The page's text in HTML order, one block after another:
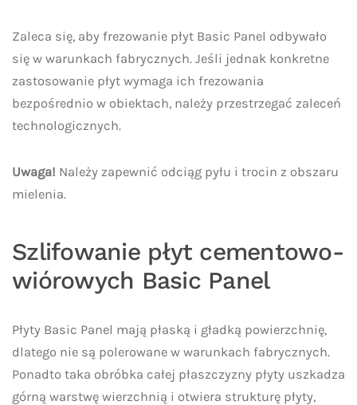
Zaleca się, aby frezowanie płyt Basic Panel odbywało
się w warunkach fabrycznych. Jeśli jednak konkretne
zastosowanie płyt wymaga ich frezowania
bezpośrednio w obiektach, należy przestrzegać zaleceń
technologicznych.
Uwaga! Należy zapewnić odciąg pyłu i trocin z obszaru
mielenia.
Szlifowanie płyt cementowo-
wiórowych Basic Panel
Płyty Basic Panel mają płaską i gładką powierzchnię,
dlatego nie są polerowane w warunkach fabrycznych.
Ponadto taka obróbka całej płaszczyzny płyty uszkadza
górną warstwę wierzchnią i otwiera strukturę płyty,